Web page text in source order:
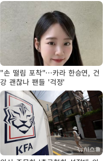
"손 떨림 포착"…카라 한승연, 건
강 괜찮나 팬들 '걱정'